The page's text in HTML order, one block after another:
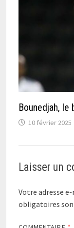
Bounedjah, le
10 février 2025
Laisser un
Votre adresse
obligatoires